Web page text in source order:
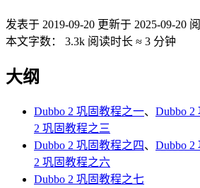
发表于 2019-09-20 更新于 2025-09-20
本文字数：
3.3k 阅读时长 ≈ 3 分钟
大纲
Dubbo 2 巩固教程之一、 Dubbo 2
2 巩固教程之三
Dubbo 2 巩固教程之四、 Dubbo 2
2 巩固教程之六
Dubbo 2 巩固教程之七